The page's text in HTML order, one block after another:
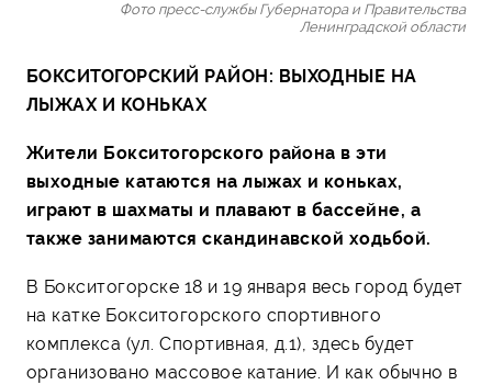
Фото пресс-службы Губернатора и Правительства
Ленинградской области
БОКСИТОГОРСКИЙ РАЙОН: ВЫХОДНЫЕ НА
ЛЫЖАХ И КОНЬКАХ
Жители Бокситогорского района в эти
выходные катаются на лыжах и коньках,
играют в шахматы и плавают в бассейне, а
также занимаются скандинавской ходьбой.
В Бокситогорске 18 и 19 января весь город будет
на катке Бокситогорского спортивного
комплекса (ул. Спортивная, д.1), здесь будет
организовано массовое катание. И как обычно в